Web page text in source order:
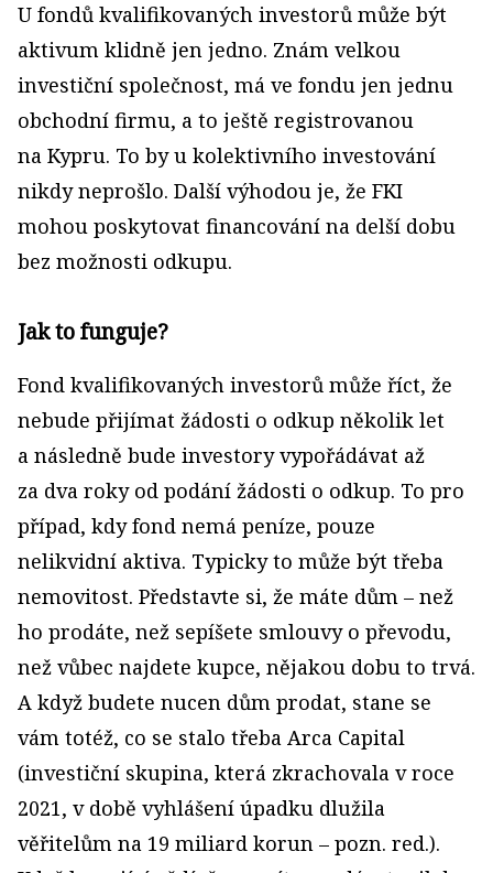
U fondů kvalifikovaných investorů může být
aktivum klidně jen jedno. Znám velkou
investiční společnost, má ve fondu jen jednu
obchodní firmu, a to ještě registrovanou
na Kypru. To by u kolektivního investování
nikdy neprošlo. Další výhodou je, že FKI
mohou poskytovat financování na delší dobu
bez možnosti odkupu.
Jak to funguje?
Fond kvalifikovaných investorů může říct, že
nebude přijímat žádosti o odkup několik let
a následně bude investory vypořádávat až
za dva roky od podání žádosti o odkup. To pro
případ, kdy fond nemá peníze, pouze
nelikvidní aktiva. Typicky to může být třeba
nemovitost. Představte si, že máte dům – než
ho prodáte, než sepíšete smlouvy o převodu,
než vůbec najdete kupce, nějakou dobu to trvá.
A když budete nucen dům prodat, stane se
vám totéž, co se stalo třeba Arca Capital
(investiční skupina, která zkrachovala v roce
2021, v době vyhlášení úpadku dlužila
věřitelům na 19 miliard korun – pozn. red.).